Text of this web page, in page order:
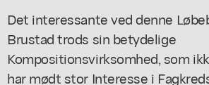
Det interessante ved denne
Brustad trods sin betydelige
Kompositionsvirksomhed, som
har mødt stor Interesse i